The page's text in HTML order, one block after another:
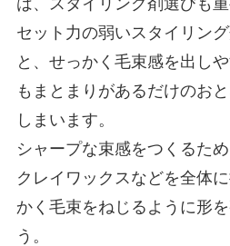
セット力の弱いスタイリン
と、せっかく毛束感を出し
もまとまりがあるだけのお
しまいます。
シャープな束感をつくるた
クレイワックスなどを全体
かく毛束をねじるように形
う。